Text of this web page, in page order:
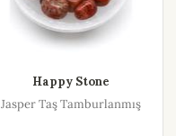
Happy Stone
Jasper Taş Tamburlanmış